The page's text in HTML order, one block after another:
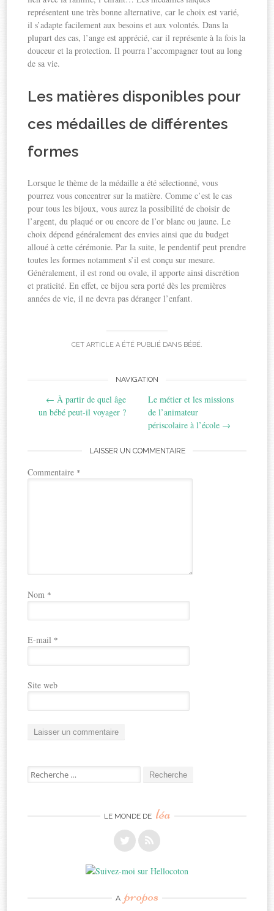
représentent une très bonne alternative, car le choix est varié,
il s’adapte facilement aux besoins et aux volontés. Dans la
plupart des cas, l’ange est apprécié, car il représente à la fois la
douceur et la protection. Il pourra l’accompagner tout au long
de sa vie.
Les matières disponibles pour
ces médailles de différentes
formes
Lorsque le thème de la médaille a été sélectionné, vous
pourrez vous concentrer sur la matière. Comme c’est le cas
pour tous les bijoux, vous aurez la possibilité de choisir de
l’argent, du plaqué or ou encore de l’or blanc ou jaune. Le
choix dépend généralement des envies ainsi que du budget
alloué à cette cérémonie. Par la suite, le pendentif peut prendre
toutes les formes notamment s’il est conçu sur mesure.
Généralement, il est rond ou ovale, il apporte ainsi discrétion
et praticité. En effet, ce bijou sera porté dès les premières
années de vie, il ne devra pas déranger l’enfant.
CET ARTICLE A ÉTÉ PUBLIÉ DANS BÉBÉ.
navigation
NAVIGATION
← À partir de quel âge
un bébé peut-il voyager ?
Le métier et les missions
de l’animateur
périscolaire à l’école →
LAISSER UN COMMENTAIRE
Commentaire *
Nom *
E-mail *
Site web
Recherche
pour:
LE MONDE DE léa
A propos